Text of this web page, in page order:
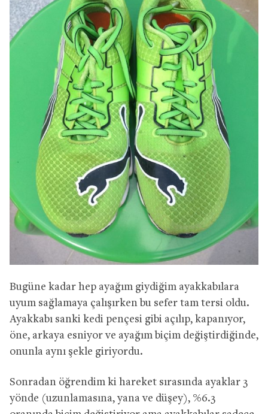
Bugüne kadar hep ayağım giydiğim ayakkabılara
uyum sağlamaya çalışırken bu sefer tam tersi oldu.
Ayakkabı sanki kedi pençesi gibi açılıp, kapanıyor,
öne, arkaya esniyor ve ayağım biçim değiştirdiğinde,
onunla aynı şekle giriyordu.
Sonradan öğrendim ki hareket sırasında ayaklar 3
yönde (uzunlamasına, yana ve düşey), %6.3